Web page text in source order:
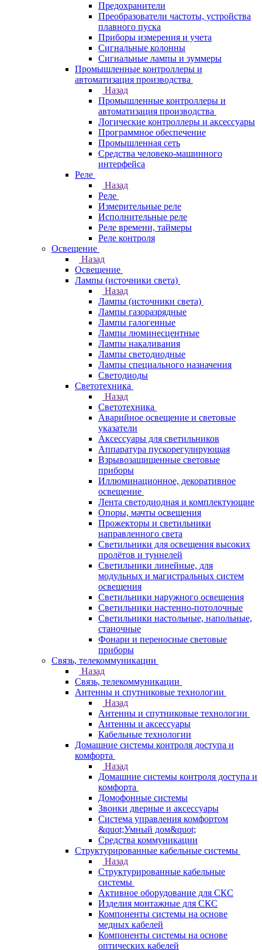
Предохранители
Преобразователи частоты, устройства
плавного пуска
Приборы измерения и учета
Сигнальные колонны
Сигнальные лампы и зуммеры
Промышленные контроллеры и
автоматизация производства
Назад
Промышленные контроллеры и
автоматизация производства
Логические контроллеры и аксессуары
Программное обеспечение
Промышленная сеть
Средства человеко-машинного
интерфейса
Реле
Назад
Реле
Измерительные реле
Исполнительные реле
Реле времени, таймеры
Реле контроля
Освещение
Назад
Освещение
Лампы (источники света)
Назад
Лампы (источники света)
Лампы газоразрядные
Лампы галогенные
Лампы люминесцентные
Лампы накаливания
Лампы светодиодные
Лампы специального назначения
Светодиоды
Светотехника
Назад
Светотехника
Аварийное освещение и световые
указатели
Аксессуары для светильников
Аппаратура пускорегулирующая
Взрывозащищенные световые
приборы
Иллюминационное, декоративное
освещение
Лента светодиодная и комплектующие
Опоры, мачты освещения
Прожекторы и светильники
направленного света
Светильники для освещения высоких
пролётов и туннелей
Светильники линейные, для
модульных и магистральных систем
освещения
Светильники наружного освещения
Светильники настенно-потолочные
Светильники настольные, напольные,
станочные
Фонари и переносные световые
приборы
Связь, телекоммуникации
Назад
Связь, телекоммуникации
Антенны и спутниковые технологии
Назад
Антенны и спутниковые технологии
Антенны и аксессуары
Кабельные технологии
Домашние системы контроля доступа и
комфорта
Назад
Домашние системы контроля доступа и
комфорта
Домофонные системы
Звонки дверные и аксессуары
Система управления комфортом
&quot;Умный дом&quot;
Средства коммуникации
Структурированные кабельные системы
Назад
Структурированные кабельные
системы
Активное оборудование для СКС
Изделия монтажные для СКС
Компоненты системы на основе
медных кабелей
Компоненты системы на основе
оптических кабелей